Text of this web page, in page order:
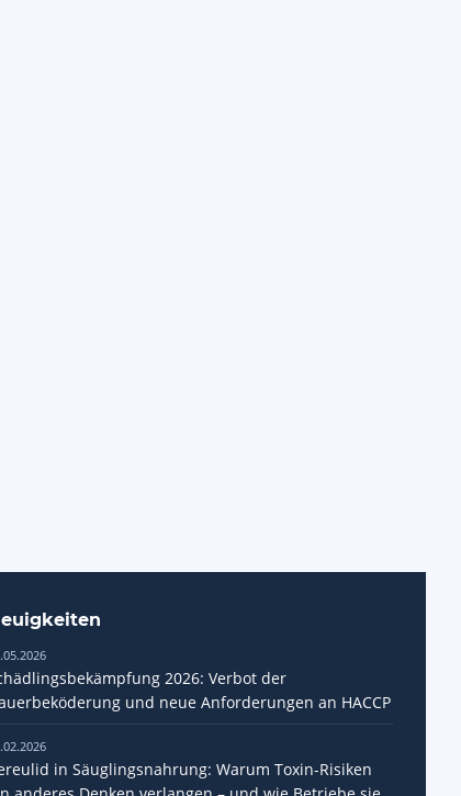
2026: Verbot der
und neue Anforderungen an HACCP
in Säuglingsnahrung: Warum Toxin-Risiken